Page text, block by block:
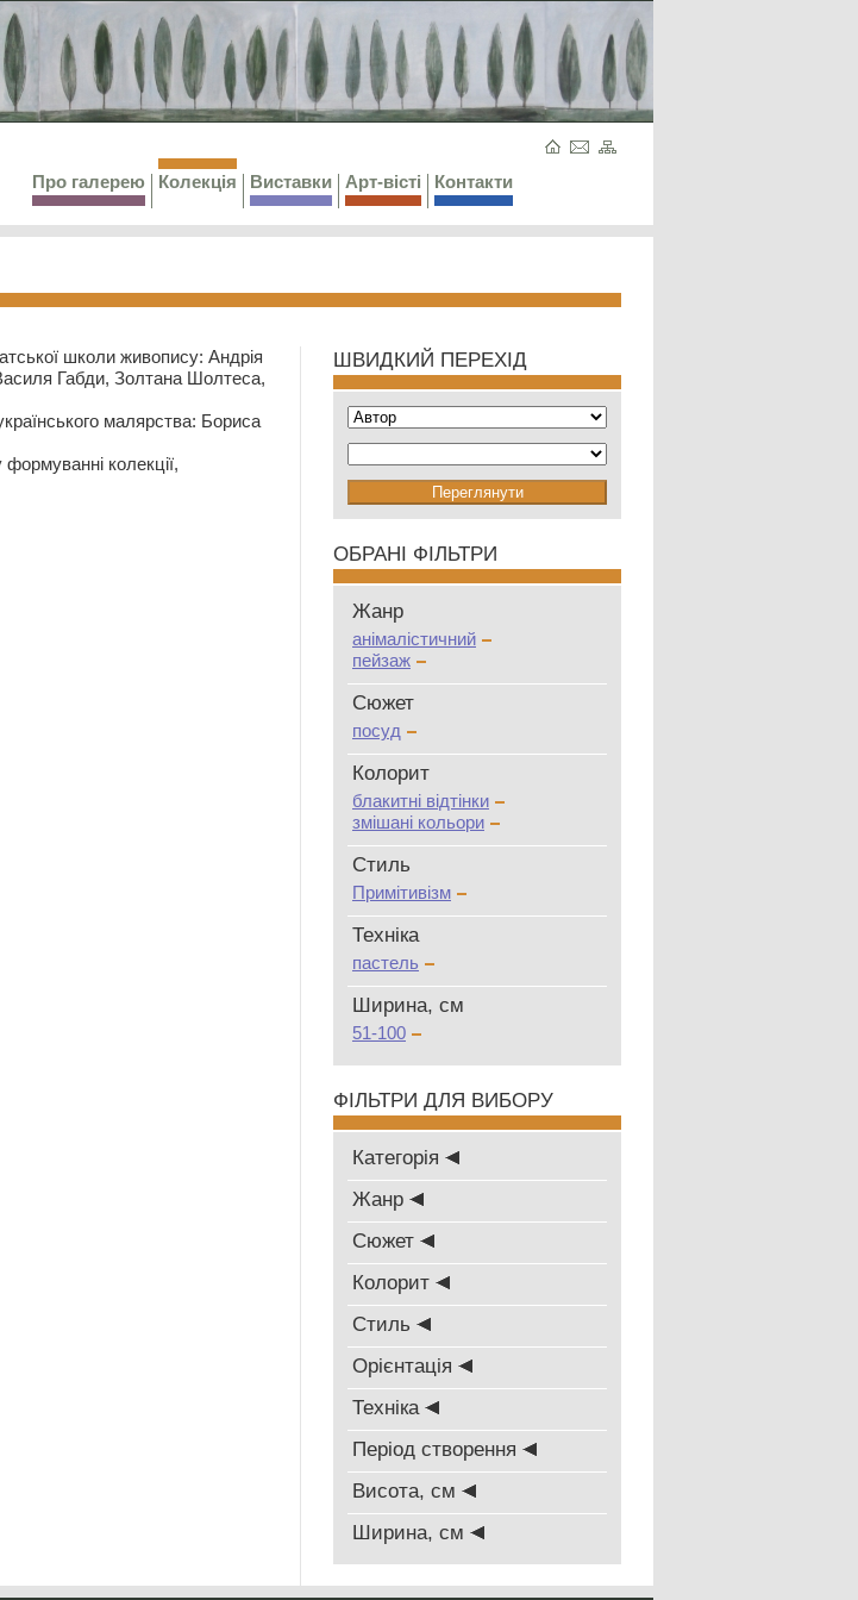
Про галерею Колекція Виставки Арт-вісті Контакти
школи живопису: Андрія
Габди, Золтана Шолтеса,
малярства: Бориса
колекції,
ШВИДКИЙ ПЕРЕХІД
ОБРАНІ ФІЛЬТРИ
Жанр
анімалістичний
пейзаж
Сюжет
посуд
Колорит
блакитні відтінки
змішані кольори
Стиль
Примітивізм
Техніка
пастель
Ширина, см
51-100
ФІЛЬТРИ ДЛЯ ВИБОРУ
Категорія
Жанр
Сюжет
Колорит
Стиль
Oрієнтація
Техніка
Період створення
Висота, см
Ширина, см